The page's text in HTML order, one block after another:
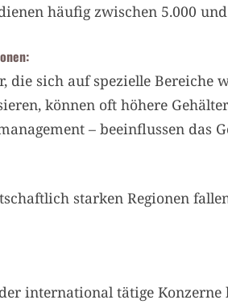
häufig zwischen 5.000
die sich auf spezielle Bereiche
können oft höhere
– beeinflussen das
starken Regionen
international tätige